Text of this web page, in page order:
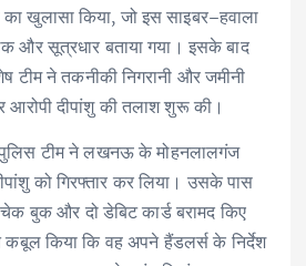
खुलासा किया, जो इस साइबर–हवाला
और सूत्रधार बताया गया। इसके बाद
टीम ने तकनीकी निगरानी और जमीनी
दीपांशु की तलाश शुरू की।
पुलिस टीम ने लखनऊ के मोहनलालगंज
को गिरफ्तार कर लिया। उसके पास
बुक और दो डेबिट कार्ड बरामद किए
किया कि वह अपने हैंडलर्स के निर्देश